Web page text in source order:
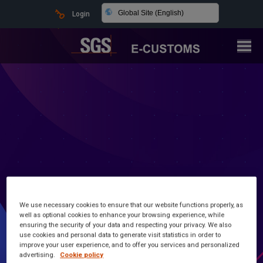
Login Global Site (English)
Customs Made Simple
Latest news and information
We use necessary cookies to ensure that our website functions properly, as
well as optional cookies to enhance your browsing experience, while
ensuring the security of your data and respecting your privacy. We also
use cookies and personal data to generate visit statistics in order to
improve your user experience, and to offer you services and personalized
advertising.
Cookie policy